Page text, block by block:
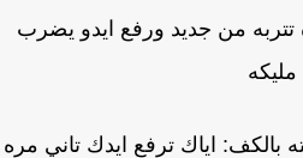
من جديد ورفع ايدو يضرب
اياك ترفع ايدك تاني مره